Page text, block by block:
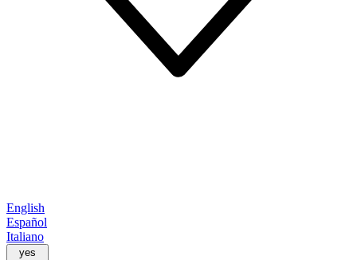
English
Español
Italiano
yes